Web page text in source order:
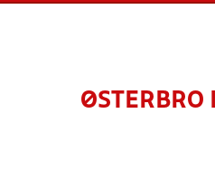
ØSTERBRO